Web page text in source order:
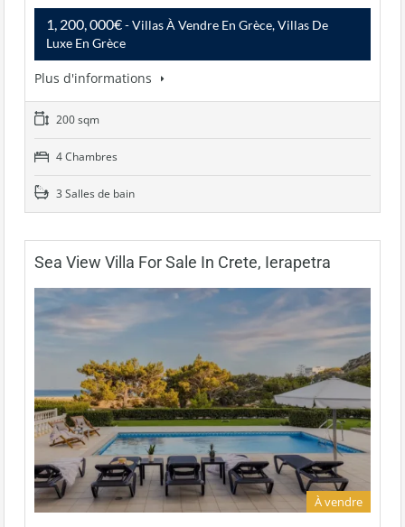
1, 200, 000€- Villas À Vendre En Grèce, Villas De
Luxe En Grèce
Plus d'informations
200 sqm
4 Chambres
3 Salles de bain
Sea View Villa For Sale In Crete, Ierapetra
À vendre